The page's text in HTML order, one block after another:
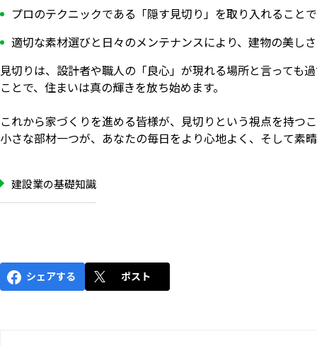
プロのテクニックである「隠す見切り」を取り入れること
適切な素材選びと日々のメンテナンスにより、建物の美し
見切りは、設計者や職人の「良心」が現れる場所と言っても
ことで、住まいは真の輝きを放ち始めます。
これから家づくりを進める皆様が、見切りという視点を持つ
小さな部材一つが、あなたの毎日をより心地よく、そして素
建設業の基礎知識
シェアする ポスト